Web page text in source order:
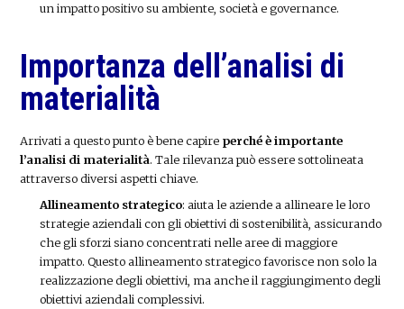
un impatto positivo su ambiente, società e governance.
Importanza dell’analisi di
materialità
Arrivati a questo punto è bene capire perché è importante
l’analisi di materialità. Tale rilevanza può essere sottolineata
attraverso diversi aspetti chiave.
Allineamento strategico: aiuta le aziende a allineare le loro
strategie aziendali con gli obiettivi di sostenibilità, assicurando
che gli sforzi siano concentrati nelle aree di maggiore
impatto. Questo allineamento strategico favorisce non solo la
realizzazione degli obiettivi, ma anche il raggiungimento degli
obiettivi aziendali complessivi.